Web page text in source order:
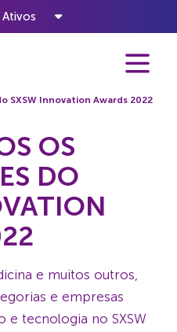
SXSW Innovation Awards 2022
OS
DO
e muitos outros,
e empresas
e tecnologia no SXSW